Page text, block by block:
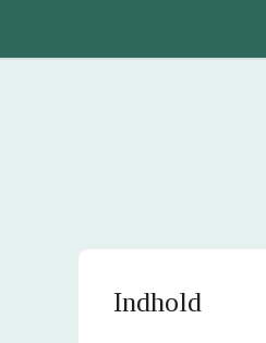
Indhold